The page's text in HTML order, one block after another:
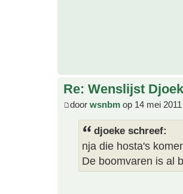
Re: Wenslijst
door wsnbm op 14 mei
djoeke schreef:
nja die hosta's
De boomvaren is al